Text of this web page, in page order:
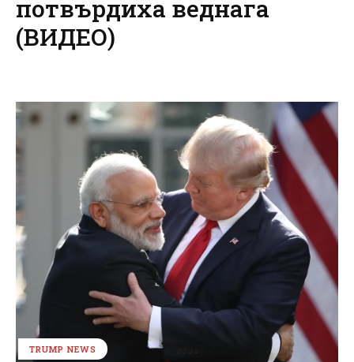
потвърдиха веднага
(ВИДЕО)
TRUMP NEWS